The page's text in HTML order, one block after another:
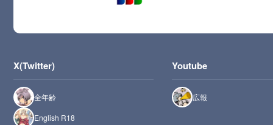
X(Twitter)
全年齢
English R18
Youtube
広報